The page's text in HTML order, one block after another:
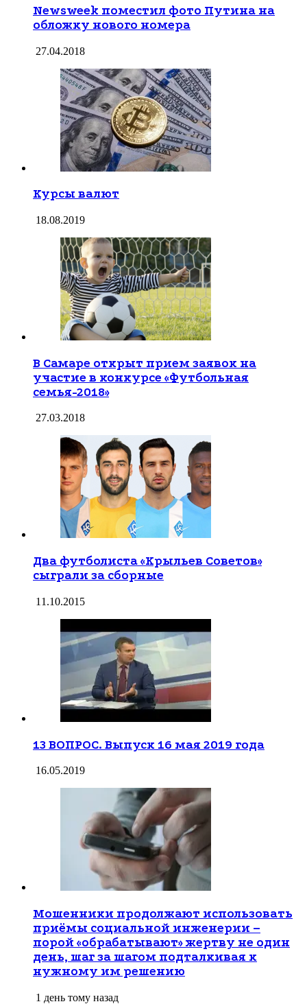
Newsweek поместил фото Путина на
обложку нового номера
27.04.2018
Курсы валют
18.08.2019
В Самаре открыт прием заявок на
участие в конкурсе «Футбольная
семья-2018»
27.03.2018
Два футболиста «Крыльев Советов»
сыграли за сборные
11.10.2015
13 ВОПРОС. Выпуск 16 мая 2019 года
16.05.2019
Мошенники продолжают использовать
приёмы социальной инженерии –
порой «обрабатывают» жертву не один
день, шаг за шагом подталкивая к
нужному им решению
1 день тому назад